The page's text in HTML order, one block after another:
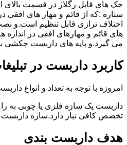
ستاره :که از قائم و مهار های افقی
اختلاف ترازی قابل تنظیم است.و
های قائم و مهارهای افقی در
می گیرد.و پایه های داربست چکشی
کاربرد داربست در
امروزه با توجه به تعداد و انواع
داربست یک سازه فلزی یا چوبی به
تخصص کافی نیاز دارد.سازه
هدف داربست بندی